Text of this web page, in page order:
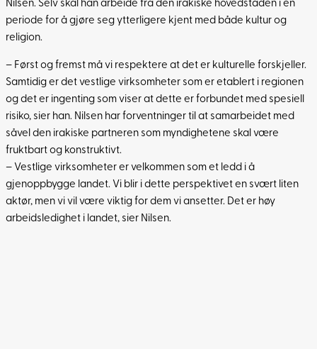
Nilsen. Selv skal han arbeide fra den irakiske hovedstaden i en
periode for å gjøre seg ytterligere kjent med både kultur og
religion.
– Først og fremst må vi respektere at det er kulturelle forskjeller.
Samtidig er det vestlige virksomheter som er etablert i regionen
og det er ingenting som viser at dette er forbundet med spesiell
risiko, sier han. Nilsen har forventninger til at samarbeidet med
såvel den irakiske partneren som myndighetene skal være
fruktbart og konstruktivt.
– Vestlige virksomheter er velkommen som et ledd i å
gjenoppbygge landet. Vi blir i dette perspektivet en svært liten
aktør, men vi vil være viktig for dem vi ansetter. Det er høy
arbeidsledighet i landet, sier Nilsen.